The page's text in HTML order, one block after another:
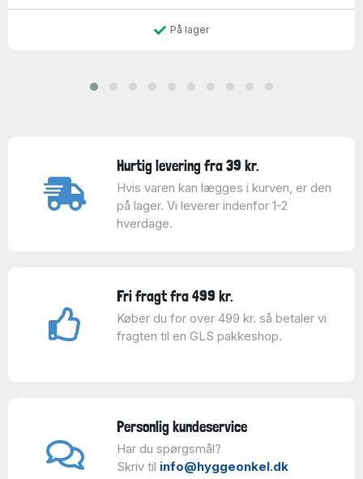
På lager
Hurtig levering fra 39 kr.
Hvis varen kan lægges i kurven, er den
på lager. Vi leverer indenfor 1-2
hverdage.
Fri fragt fra 499 kr.
Køber du for over 499 kr. så betaler vi
fragten til en GLS pakkeshop.
Personlig kundeservice
Har du spørgsmål?
Skriv til info@hyggeonkel.dk